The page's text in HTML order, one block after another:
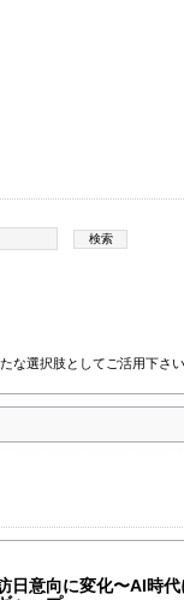
な選択肢としてご活用下さい
意向に変化〜AI時代